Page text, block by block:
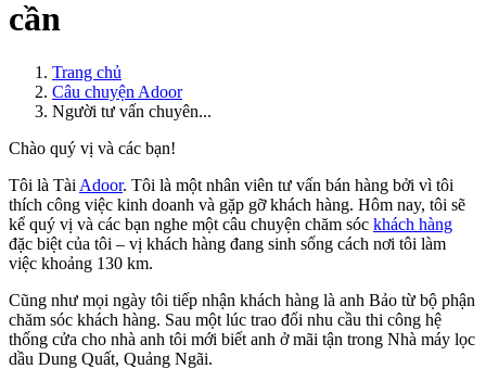
cần
Trang chủ
Câu chuyện Adoor
Người tư vấn chuyên...
Chào quý vị và các bạn!
Tôi là Tài Adoor. Tôi là một nhân viên tư vấn bán hàng bởi vì tôi
thích công việc kinh doanh và gặp gỡ khách hàng. Hôm nay, tôi sẽ
kể quý vị và các bạn nghe một câu chuyện chăm sóc khách hàng
đặc biệt của tôi – vị khách hàng đang sinh sống cách nơi tôi làm
việc khoảng 130 km.
Cũng như mọi ngày tôi tiếp nhận khách hàng là anh Bảo từ bộ phận
chăm sóc khách hàng. Sau một lúc trao đổi nhu cầu thi công hệ
thống cửa cho nhà anh tôi mới biết anh ở mãi tận trong Nhà máy lọc
dầu Dung Quất, Quảng Ngãi.